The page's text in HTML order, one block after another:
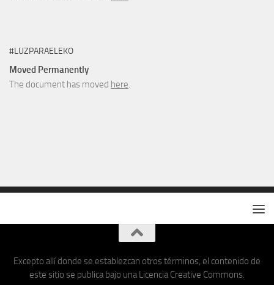
#LUZPARAELEKO
Moved Permanently
The document has moved here.
Excepto allí donde se establezcan otros términos, el contenido de
este sitio se publica bajo una Licencia Creative Commons.